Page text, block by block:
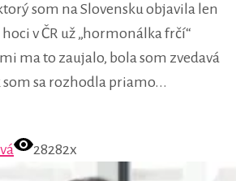
som na Slovensku objavila len
v ČR už „hormonálka frčí“
ma to zaujalo, bola som zvedavá
sa rozhodla priamo...
28282x